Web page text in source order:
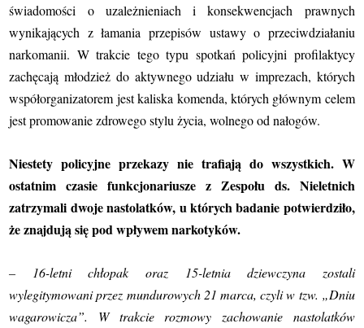
świadomości o uzależnieniach i konsekwencjach prawnych
wynikających z łamania przepisów ustawyo przeciwdziałaniu
narkomanii. W trakcie tego typu spotkań policyjni profilaktycy
zachęcają młodzież do aktywnego udziału w imprezach, których
współorganizatorem jest kaliska komenda, których głównym celem
jest promowanie zdrowego stylu życia, wolnego od nałogów.
Niestety policyjne przekazy nie trafiają do wszystkich. W
ostatnim czasie funkcjonariusze z Zespołu ds. Nieletnich
zatrzymali dwoje nastolatków, u których badanie potwierdziło,
że znajdują się pod wpływem narkotyków.
– 16-letni chłopak oraz 15-letnia dziewczyna zostali
wylegitymowani przez mundurowych 21 marca, czyli w tzw. „Dniu
wagarowicza”. W trakcie rozmowy zachowanie nastolatków